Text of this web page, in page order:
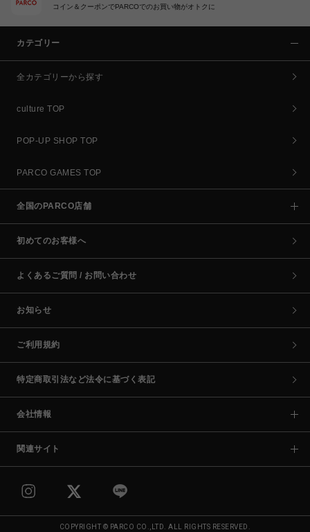
コイン＆クーポンでPARCOでのお買い物がオトクに
カテゴリー
全カテゴリーから探す
culture TOP
POP-UP SHOP TOP
PARCO GAMES TOP
全国のPARCO店舗
初めてのお客様へ
よくあるご質問 / お問い合わせ
お知らせ
ご利用規約
特定商取引法など法令に基づく表記
会社情報
関連サイト
COPYRIGHT © PARCO CO.,LTD. ALL RIGHTS RESERVED.